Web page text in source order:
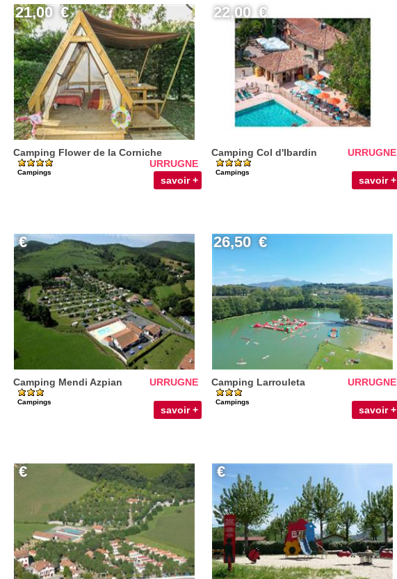
21,00 €
Camping Flower de la Corniche
URRUGNE
Campings
savoir +
22,00 €
Camping Col d'Ibardin URRUGNE
Campings
savoir +
€
Camping Mendi Azpian URRUGNE
Campings
savoir +
26,50 €
Camping Larrouleta URRUGNE
Campings
savoir +
€ €